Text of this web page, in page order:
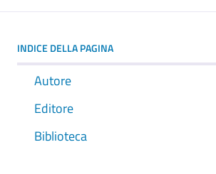
INDICE DELLA PAGINA
Autore
Editore
Biblioteca